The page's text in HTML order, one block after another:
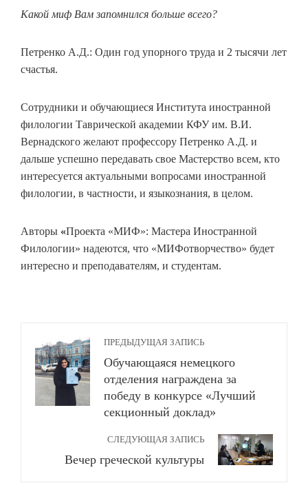
Какой миф Вам запомнился больше всего?
Петренко А.Д.: Один год упорного труда и 2 тысячи лет
счастья.
Сотрудники и обучающиеся Института иностранной
филологии Таврической академии КФУ им. В.И.
Вернадского желают профессору Петренко А.Д. и
дальше успешно передавать свое Мастерство всем, кто
интересуется актуальными вопросами иностранной
филологии, в частности, и языкознания, в целом.
Авторы «Проекта «МИФ»: Мастера Иностранной
Филологии» надеются, что «МИФотворчество» будет
интересно и преподавателям, и студентам.
ПРЕДЫДУЩАЯ ЗАПИСЬ
Обучающаяся немецкого
отделения награждена за
победу в конкурсе «Лучший
секционный доклад»
СЛЕДУЮЩАЯ ЗАПИСЬ
Вечер греческой культуры